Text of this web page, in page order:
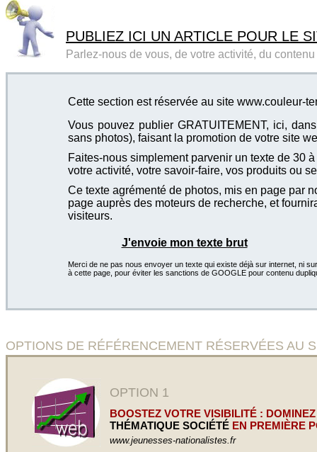
PUBLIEZ ICI UN ARTICLE POUR LE
Parlez-nous de vous, de votre activité, du
Cette section est réservée au site www.couleur-
Vous pouvez publier GRATUITEMENT, ici,
sans photos), faisant la promotion de votre site
Faites-nous simplement parvenir un texte de 30
votre activité, votre savoir-faire, vos produits ou
Ce texte agrémenté de photos, mis en page par
page auprès des moteurs de recherche, et
visiteurs.
J'envoie mon texte brut
Merci de ne pas nous envoyer un texte qui existe déjà sur internet, ni
à cette page, pour éviter les sanctions de GOOGLE pour contenu
OPTIONS DE RÉFÉRENCEMENT RÉSERVÉES AU
OPTION 1
BOOSTEZ VOTRE VISIBILITÉ :
THÉMATIQUE SOCIÉTÉ EN PREMIÈRE
www.jeunesses-nationalistes.fr